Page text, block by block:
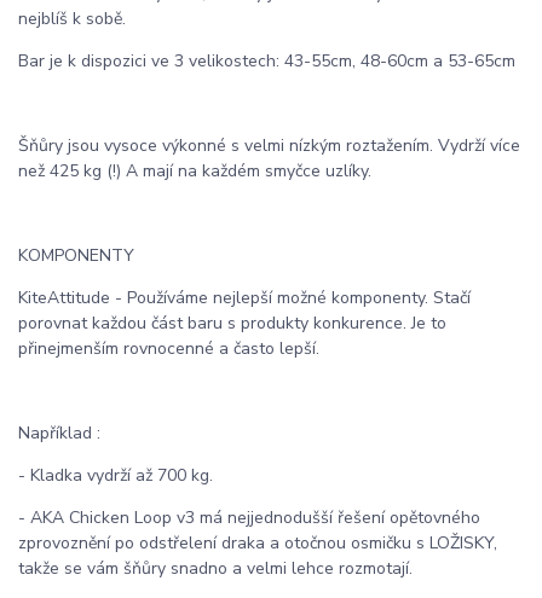
nejblíš k sobě.
Bar je k dispozici ve 3 velikostech: 43-55cm, 48-60cm a 53-65cm
Šňůry jsou vysoce výkonné s velmi nízkým roztažením. Vydrží více
než 425 kg (!) A mají na každém smyčce uzlíky.
KOMPONENTY
KiteAttitude - Používáme nejlepší možné komponenty. Stačí
porovnat každou část baru s produkty konkurence. Je to
přinejmenším rovnocenné a často lepší.
Například :
- Kladka vydrží až 700 kg.
- AKA Chicken Loop v3 má nejjednodušší řešení opětovného
zprovoznění po odstřelení draka a otočnou osmičku s LOŽISKY,
takže se vám šňůry snadno a velmi lehce rozmotají.